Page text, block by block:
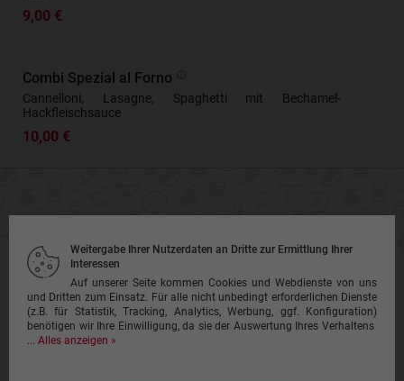
9,00 €
Combi Spezial al Forno
Cannelloni, Lasagne, Spaghetti mit Bechamel-
Hackfleischsauce
10,00 €
Kartoffelspezialtäten
Preise inkl. Mehrwertsteuer, ggf. zzgl.Lieferkosten
Weitergabe Ihrer Nutzerdaten an Dritte zur Ermittlung Ihrer
Interessen
Auf unserer Seite kommen Cookies und Webdienste von uns
und Dritten zum Einsatz. Für alle nicht unbedingt erforderlichen Dienste
(z.B. für Statistik, Tracking, Analytics, Werbung, ggf. Konfiguration)
benötigen wir Ihre Einwilligung, da sie der Auswertung Ihres Verhaltens
... Alles anzeigen »